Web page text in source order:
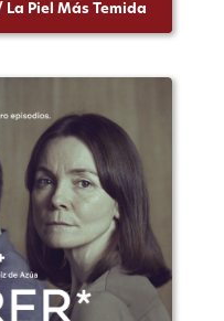
La Piel Más Temida